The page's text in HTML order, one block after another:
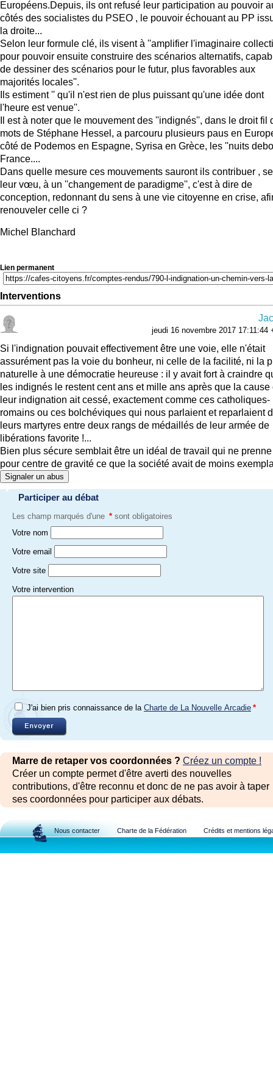
Européens.Depuis, ils ont refusé leur participation au pouvoir
côtés des socialistes du PSEO , le pouvoir échouant au PP
la droite...
Selon leur formule clé, ils visent à ''amplifier l'imaginaire
pour pouvoir ensuite construire des scénarios alternatifs,
de dessiner des scénarios pour le futur, plus favorables aux
majorités locales''.
Ils estiment '' qu'il n'est rien de plus puissant qu'une idée dont
l'heure est venue''.
Il est à noter que le mouvement des ''indignés'', dans le droit fil
mots de Stéphane Hessel, a parcouru plusieurs paus en
côté de Podemos en Espagne, Syrisa en Grèce, les ''nuits
France....
Dans quelle mesure ces mouvements sauront ils contribuer ,
leur vœu, à un ''changement de paradigme'', c'est à dire de
conception, redonnant du sens à une vie citoyenne en crise,
renouveler celle ci ?
Michel Blanchard
Lien permanent
Interventions
jeudi 16 novembre 2017 17:11:44
Si l'indignation pouvait effectivement être une voie, elle n'était
assurément pas la voie du bonheur, ni celle de la facilité, ni la
naturelle à une démocratie heureuse : il y avait fort à craindre
les indignés le restent cent ans et mille ans après que la cause
leur indignation ait cessé, exactement comme ces catholiques-
romains ou ces bolchéviques qui nous parlaient et reparlaient
leurs martyres entre deux rangs de médaillés de leur armée de
libérations favorite !...
Bien plus sécure semblait être un idéal de travail qui ne
pour centre de gravité ce que la société avait de moins
Signaler un abus
Participer au débat
Les champ marqués d'une * sont obligatoires
Votre nom
Votre email
Votre site
Votre intervention
J'ai bien pris connaissance de la Charte de La Nouvelle Arcadie *
Marre de retaper vos coordonnées ? Créez un compte !
Créer un compte permet d'être averti des nouvelles
contributions, d'être reconnu et donc de ne pas avoir à taper
ses coordonnées pour participer aux débats.
Nous contacter Charte de la Fédération Crédits et mentions